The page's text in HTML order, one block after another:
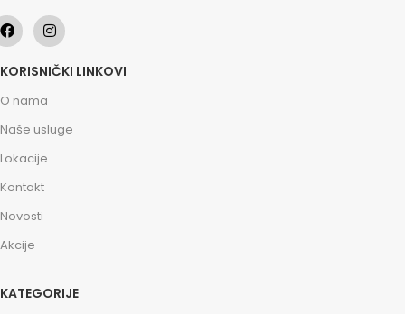
KORISNIČKI LINKOVI
O nama
Naše usluge
Lokacije
Kontakt
Novosti
Akcije
KATEGORIJE